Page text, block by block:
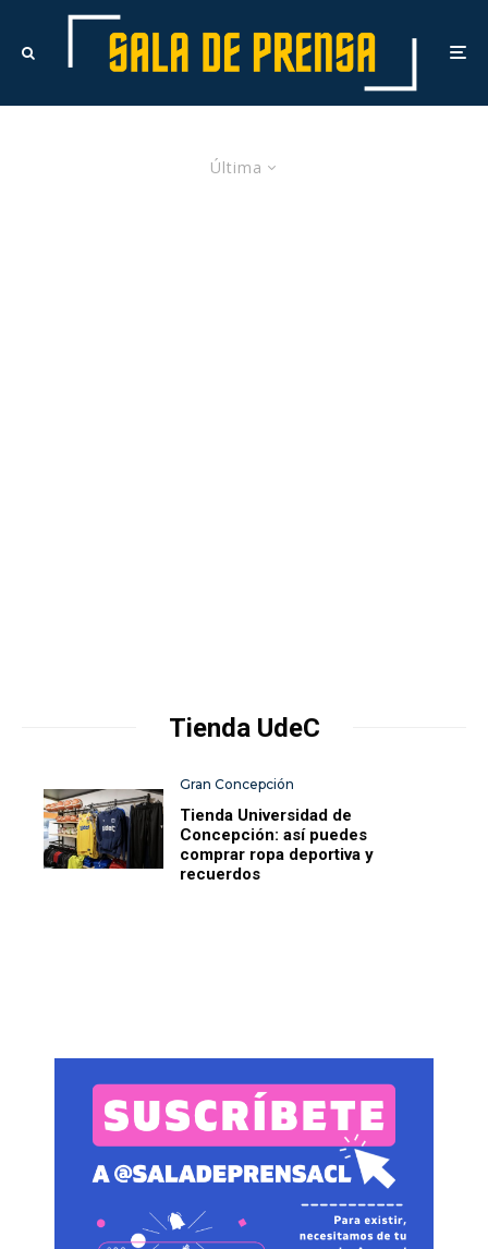
Última
Tienda UdeC
Gran Concepción
Tienda Universidad de
Concepción: así puedes
comprar ropa deportiva y
recuerdos